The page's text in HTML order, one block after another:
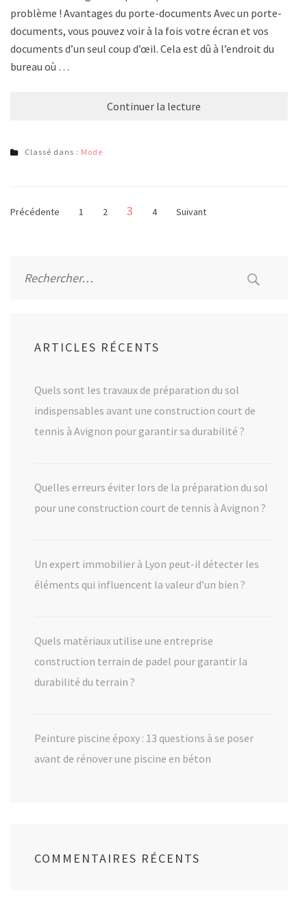
problème ! Avantages du porte-documents Avec un porte-
documents, vous pouvez voir à la fois votre écran et vos
documents d’un seul coup d’œil. Cela est dû à l’endroit du
bureau où …
Continuer la lecture
Classé dans : Mode
Pagination
Précédente Page
1 Page
2 Page
3 Page
4 Suivant
ARTICLES RÉCENTS
Quels sont les travaux de préparation du sol
indispensables avant une construction court de
tennis à Avignon pour garantir sa durabilité ?
Quelles erreurs éviter lors de la préparation du sol
pour une construction court de tennis à Avignon ?
Un expert immobilier à Lyon peut-il détecter les
éléments qui influencent la valeur d’un bien ?
Quels matériaux utilise une entreprise
construction terrain de padel pour garantir la
durabilité du terrain ?
Peinture piscine époxy : 13 questions à se poser
avant de rénover une piscine en béton
COMMENTAIRES RÉCENTS